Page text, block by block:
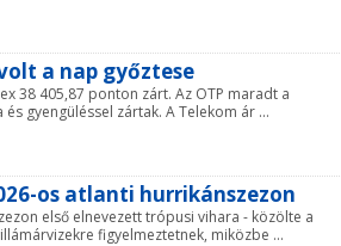
a nap győztese
38 405,87 ponton zárt. Az OTP maradt a
gyengüléssel zártak. A Telekom ár ...
os atlanti hurrikánszezon
első elnevezett trópusi vihara - közölte a
figyelmeztetnek, miközbe ...